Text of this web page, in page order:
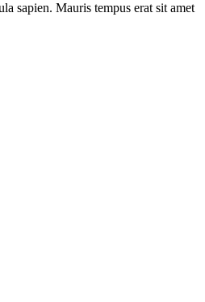
sapien. Mauris tempus erat sit amet